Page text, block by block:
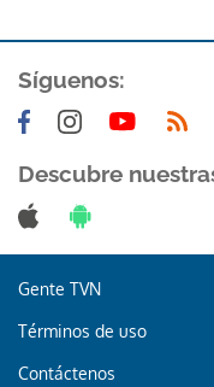
Síguenos:
Descubre
Gente TVN
Términos de uso
Contáctenos